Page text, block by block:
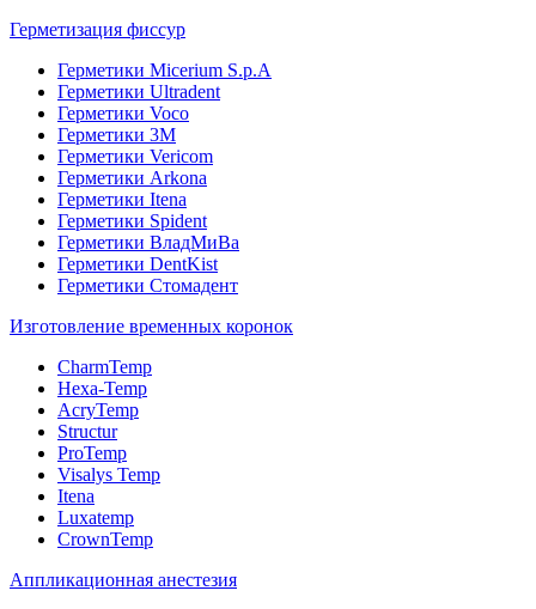
Герметизация фиссур
Герметики Micerium S.p.A
Герметики Ultradent
Герметики Voco
Герметики 3M
Герметики Vericom
Герметики Arkona
Герметики Itena
Герметики Spident
Герметики ВладМиВа
Герметики DentKist
Герметики Стомадент
Изготовление временных коронок
CharmTemp
Hexa-Temp
AcryTemp
Structur
ProTemp
Visalys Temp
Itena
Luxatemp
CrownTemp
Аппликационная анестезия